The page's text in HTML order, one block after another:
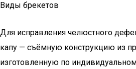
Виды брекетов
Для исправления челюстного
капу — съёмную конструкцию из
изготовленную по